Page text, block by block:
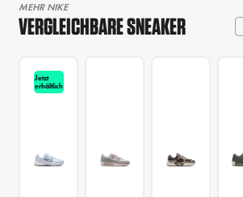
MEHR NIKE
VERGLEICHBARE SNEAKER
Jetzt
erhältlich